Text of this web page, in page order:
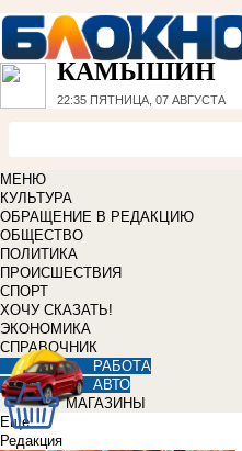
КАМЫШИН
22:35 ПЯТНИЦА, 07 АВГУСТА
МЕНЮ
КУЛЬТУРА
ОБРАЩЕНИЕ В РЕДАКЦИЮ
ОБЩЕСТВО
ПОЛИТИКА
ПРОИСШЕСТВИЯ
СПОРТ
ХОЧУ СКАЗАТЬ!
ЭКОНОМИКА
СПРАВОЧНИК
РАБОТА
АВТО
МАГАЗИНЫ
Еще
Редакция